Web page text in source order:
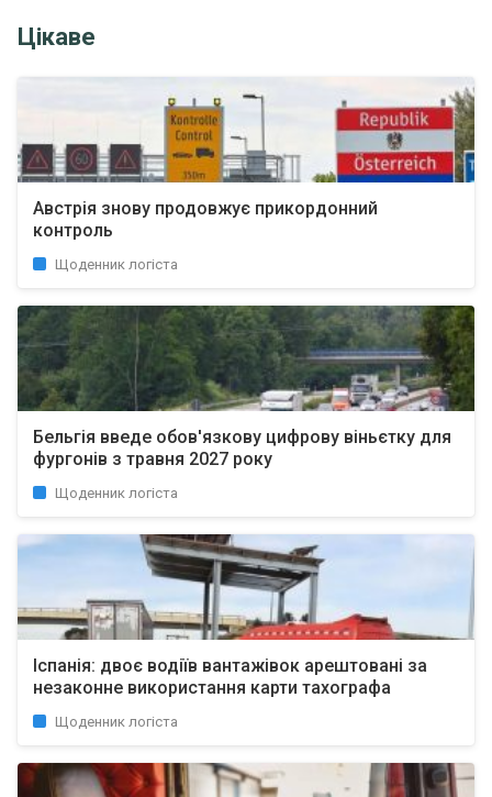
Цікаве
Австрія знову продовжує прикордонний
контроль
Щоденник логіста
Бельгія введе обов'язкову цифрову віньєтку для
фургонів з травня 2027 року
Щоденник логіста
Іспанія: двоє водіїв вантажівок арештовані за
незаконне використання карти тахографа
Щоденник логіста